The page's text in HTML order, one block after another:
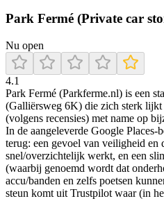
Park Fermé (Private car
Nu open
4.1
Park Fermé (Parkferme.nl) is een
(Galliërsweg 6K) die zich sterk lijkt
(volgens recensies) met name op
In de aangeleverde Google Places-
terug: een gevoel van veiligheid en
snel/overzichtelijk werkt, en een
(waarbij genoemd wordt dat
accu/banden en zelfs poetsen
steun komt uit Trustpilot waar (in